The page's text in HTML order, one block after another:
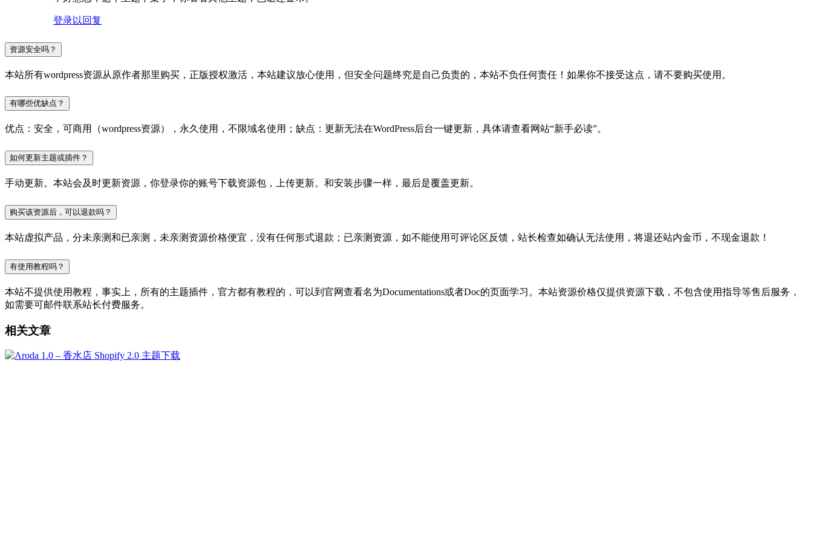
登录以回复
资源安全吗？
本站所有wordpress资源从原作者那里购买，正版授权激活，本站建议放心使用，但安全问题终究是自己负责的，本站不负任何责任！如果你不接受这点，请不要购买使用。
有哪些优缺点？
优点：安全，可商用（wordpress资源），永久使用，不限域名使用；缺点：更新无法在WordPress后台一键更新，具体请查看网站“新手必读”。
如何更新主题或插件？
手动更新。本站会及时更新资源，你登录你的账号下载资源包，上传更新。和安装步骤一样，最后是覆盖更新。
购买该资源后，可以退款吗？
本站虚拟产品，分未亲测和已亲测，未亲测资源价格便宜，没有任何形式退款；已亲测资源，如不能使用可评论区反馈，站长检查如确认无法使用，将退还站内金币，不现金退款！
有使用教程吗？
本站不提供使用教程，事实上，所有的主题插件，官方都有教程的，可以到官网查看名为Documentations或者Doc的页面学习。本站资源价格仅提供资源下载，不包含使用指导等售后服务，
如需要可邮件联系站长付费服务。
相关文章